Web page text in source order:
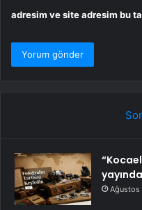
adresim ve site adresim bu
yayında
Ağustos